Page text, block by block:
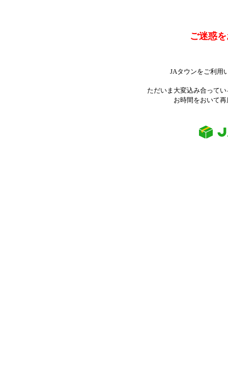
ご迷惑
JAタウンをご利用
ただいま大変込み合って
お時間をおいて